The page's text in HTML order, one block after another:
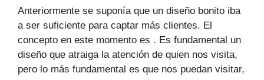
Anteriormente se suponía que un diseño bonito iba
a ser suficiente para captar más clientes. El
concepto en este momento es . Es fundamental un
diseño que atraiga la atención de quien nos visita,
pero lo más fundamental es que nos puedan visitar,